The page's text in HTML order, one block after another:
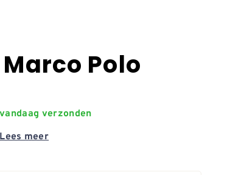
Polo
verzonden
Lees meer